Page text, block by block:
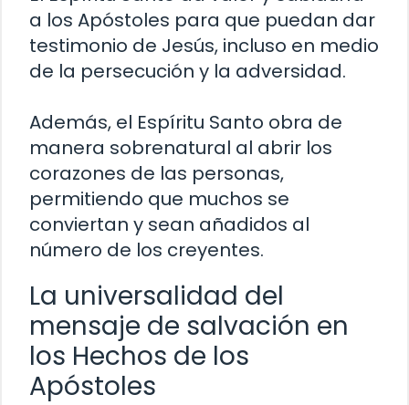
a los Apóstoles para que puedan dar
testimonio de Jesús, incluso en medio
de la persecución y la adversidad.
Además, el Espíritu Santo obra de
manera sobrenatural al abrir los
corazones de las personas,
permitiendo que muchos se
conviertan y sean añadidos al
número de los creyentes.
La universalidad del
mensaje de salvación en
los Hechos de los
Apóstoles